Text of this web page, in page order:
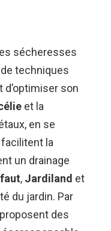
sécheresses
techniques
son
et la
en se
la
un drainage
, Jardiland et
du jardin. Par
proposent des